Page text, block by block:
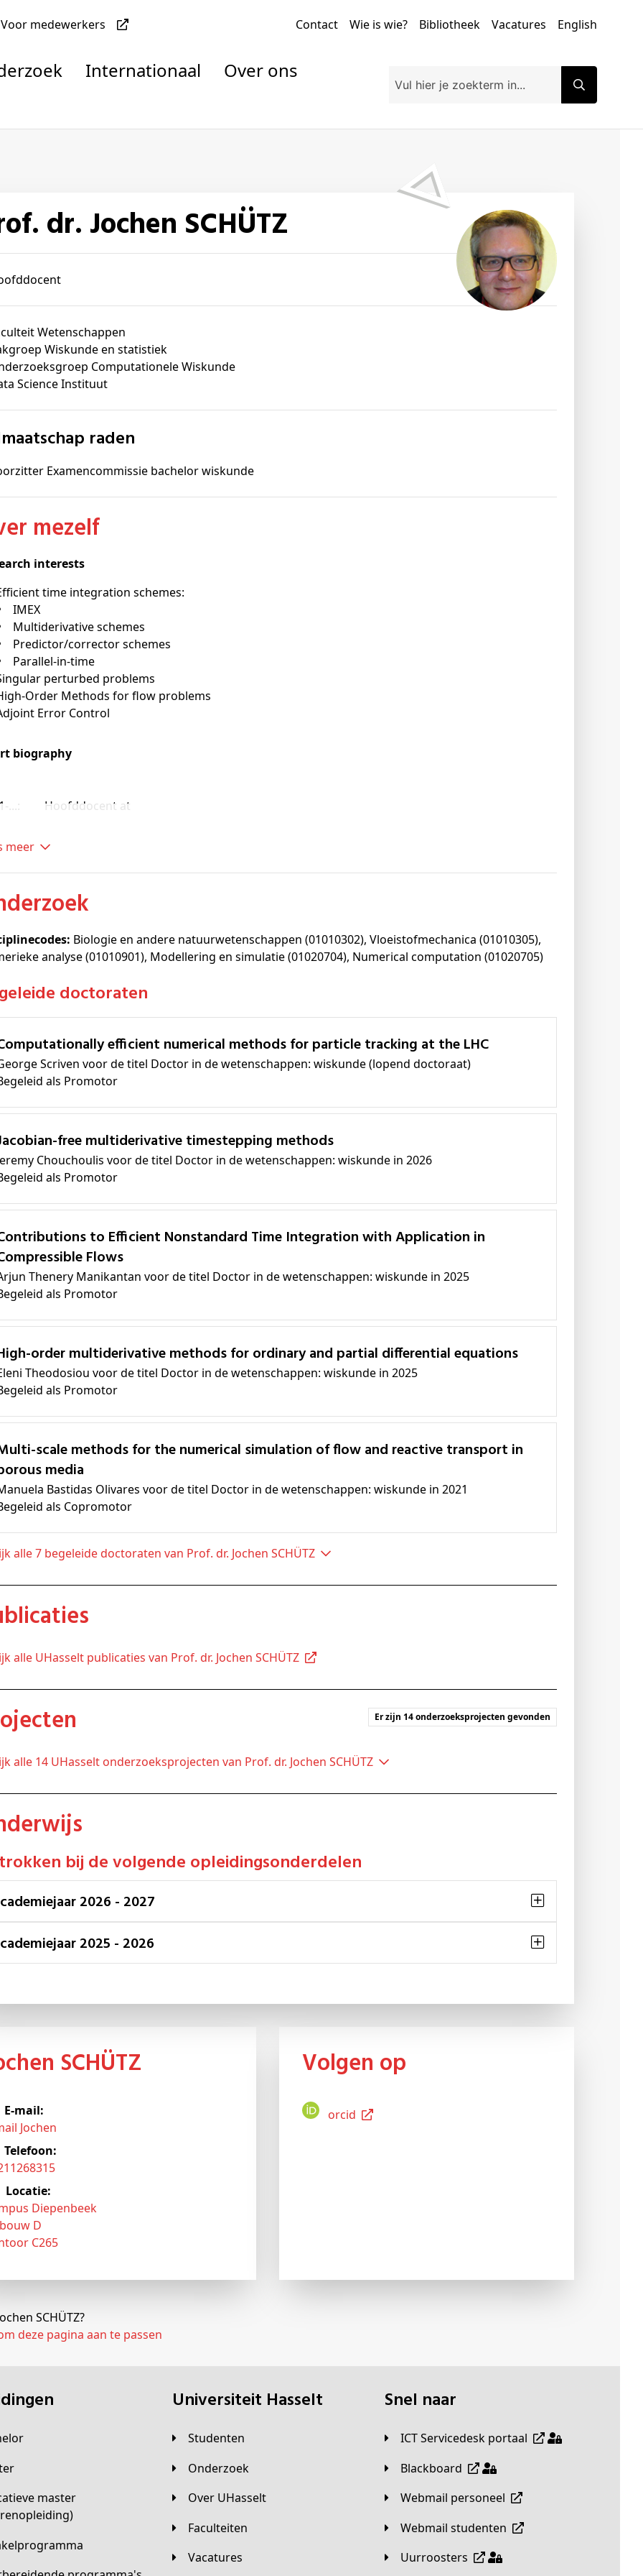
Voor medewerkers Contact Wie is wie? Bibliotheek Vacatures English
Internationaal
Over ons
dr. Jochen SCHÜTZ
Wetenschappen
Wiskunde en statistiek
Computationele Wiskunde
Science Instituut
raden
Examencommissie bachelor wiskunde
mezelf
interests
Efficient time integration schemes:
IMEX
Multiderivative schemes
Predictor/corrector schemes
Parallel-in-time
Singular perturbed problems
High-Order Methods for flow problems
Adjoint Error Control
biography
...: Hoofddocent at
meer
Biologie en andere natuurwetenschappen (01010302), Vloeistofmechanica (01010305),
analyse (01010901), Modellering en simulatie (01020704), Numerical computation (01020705)
doctoraten
Computationally efficient numerical methods for particle tracking at the LHC
Scriven voor de titel Doctor in de wetenschappen: wiskunde (lopend doctoraat)
als Promotor
Jacobian-free multiderivative timestepping methods
Chouchoulis voor de titel Doctor in de wetenschappen: wiskunde in 2026
als Promotor
with Application in
Flows
Thenery Manikantan voor de titel Doctor in de wetenschappen: wiskunde in 2025
als Promotor
High-order multiderivative methods for ordinary and partial differential equations
Theodosiou voor de titel Doctor in de wetenschappen: wiskunde in 2025
als Promotor
of flow and reactive transport in
media
Bastidas Olivares voor de titel Doctor in de wetenschappen: wiskunde in 2021
als Copromotor
alle 7 begeleide doctoraten van Prof. dr. Jochen SCHÜTZ
alle UHasselt publicaties van Prof. dr. Jochen SCHÜTZ
Er zijn 14 onderzoeksprojecten gevonden
alle 14 UHasselt onderzoeksprojecten van Prof. dr. Jochen SCHÜTZ
bij de volgende opleidingsonderdelen
Academiejaar 2026 - 2027
Academiejaar 2025 - 2026
SCHÜTZ
E-mail:
Jochen
Telefoon:
Locatie:
Diepenbeek
D
C265
Volgen op
Orcid
SCHÜTZ?
deze pagina aan te passen
universiteit Hasselt
Studenten
Onderzoek
Over UHasselt
Faculteiten
Vacatures
Snel naar
ICT Servicedesk portaal
Blackboard
Webmail personeel
Webmail studenten
Uurroosters